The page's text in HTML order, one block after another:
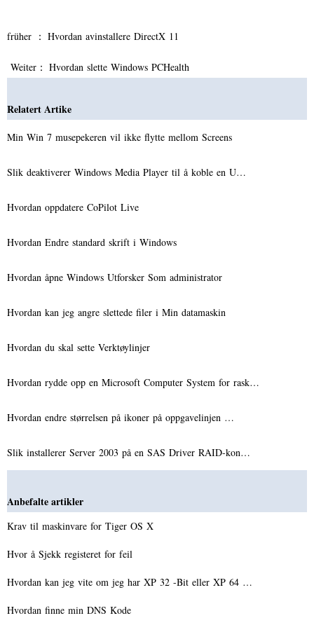
früher ： Hvordan avinstallere DirectX 11
Weiter： Hvordan slette Windows PCHealth
Relatert Artike
Min Win 7 musepekeren vil ikke flytte mellom Screens
Slik deaktiverer Windows Media Player til å koble en U…
Hvordan oppdatere CoPilot Live
Hvordan Endre standard skrift i Windows
Hvordan åpne Windows Utforsker Som administrator
Hvordan kan jeg angre slettede filer i Min datamaskin
Hvordan du skal sette Verktøylinjer
Hvordan rydde opp en Microsoft Computer System for rask…
Hvordan endre størrelsen på ikoner på oppgavelinjen …
Slik installerer Server 2003 på en SAS Driver RAID-kon…
Anbefalte artikler
Krav til maskinvare for Tiger OS X
Hvor å Sjekk registeret for feil
Hvordan kan jeg vite om jeg har XP 32 -Bit eller XP 64 …
Hvordan finne min DNS Kode